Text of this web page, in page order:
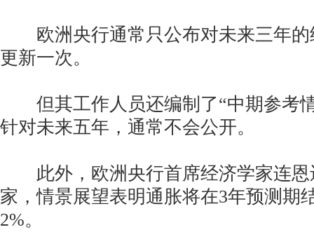
欧洲央行通常只公布对未来三年的
更新一次。
但其工作人员还编制了“中期参考
针对未来五年，通常不会公开。
此外，欧洲央行首席经济学家连恩
家，情景展望表明通胀将在3年预测期
2%。